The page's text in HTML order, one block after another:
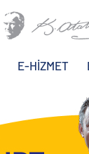
E-HİZMET